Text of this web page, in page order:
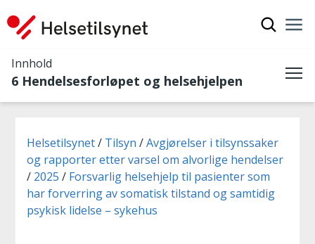
Innhold
6 Hendelsesforløpet og helsehjelpen
Du er her:
Helsetilsynet Tilsyn
Avgjørelser i tilsynssaker
og rapporter etter varsel om alvorlige hendelser
2025
Forsvarlig helsehjelp til pasienter som
har forverring av somatisk tilstand og samtidig
psykisk lidelse – sykehus